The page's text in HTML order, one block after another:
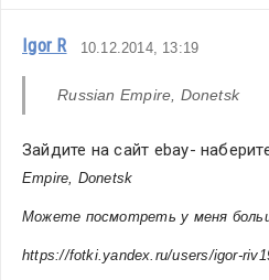
Igor R 10.12.2014, 13:19
Russian Empire, Donetsk
Зайдите на сайт ebay-
Empire, Donetsk
Можете посмотреть у меня
https://fotki.yandex.ru/users/igor-